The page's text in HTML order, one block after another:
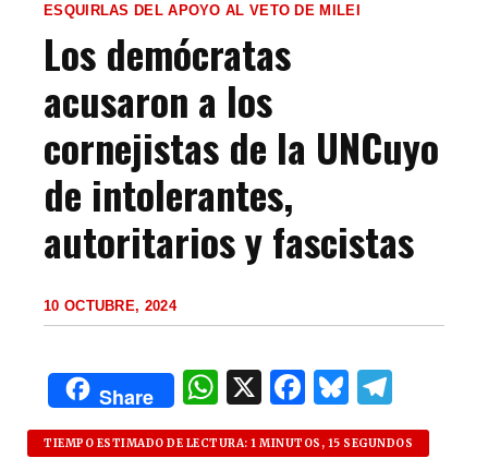
ESQUIRLAS DEL APOYO AL VETO DE MILEI
Los demócratas
acusaron a los
cornejistas de la UNCuyo
de intolerantes,
autoritarios y fascistas
10 OCTUBRE, 2024
Share
W
h
X F
a
B
lu el
TIEMPO ESTIMADO DE LECTURA: 1 MINUTOS, 15 SEGUNDOS